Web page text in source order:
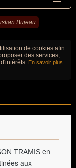
Bujeau
de cookies afin
des services,
En savoir plus
TRAMIS en
aux